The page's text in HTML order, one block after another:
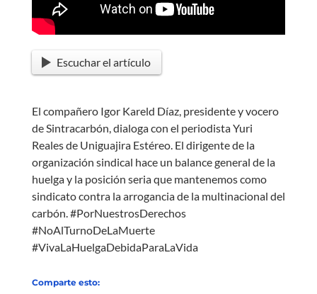
Escuchar el artículo
El compañero Igor Kareld Díaz, presidente y vocero
de Sintracarbón, dialoga con el periodista Yuri
Reales de Uniguajira Estéreo. El dirigente de la
organización sindical hace un balance general de la
huelga y la posición seria que mantenemos como
sindicato contra la arrogancia de la multinacional del
carbón. #PorNuestrosDerechos
#NoAlTurnoDeLaMuerte
#VivaLaHuelgaDebidaParaLaVida
Comparte esto: